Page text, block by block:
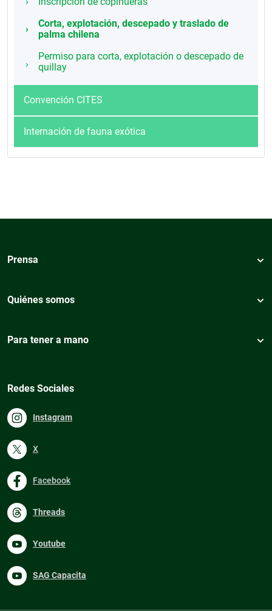
Corta, explotación, descepado y traslado de
palma chilena
Permiso para corta, explotación o descepado de
quillay
Convención CITES
Internación de fauna exótica
Prensa
Quiénes somos
Para tener a mano
Redes Sociales
Instagram
X
Facebook
Threads
Youtube
SAG Capacita